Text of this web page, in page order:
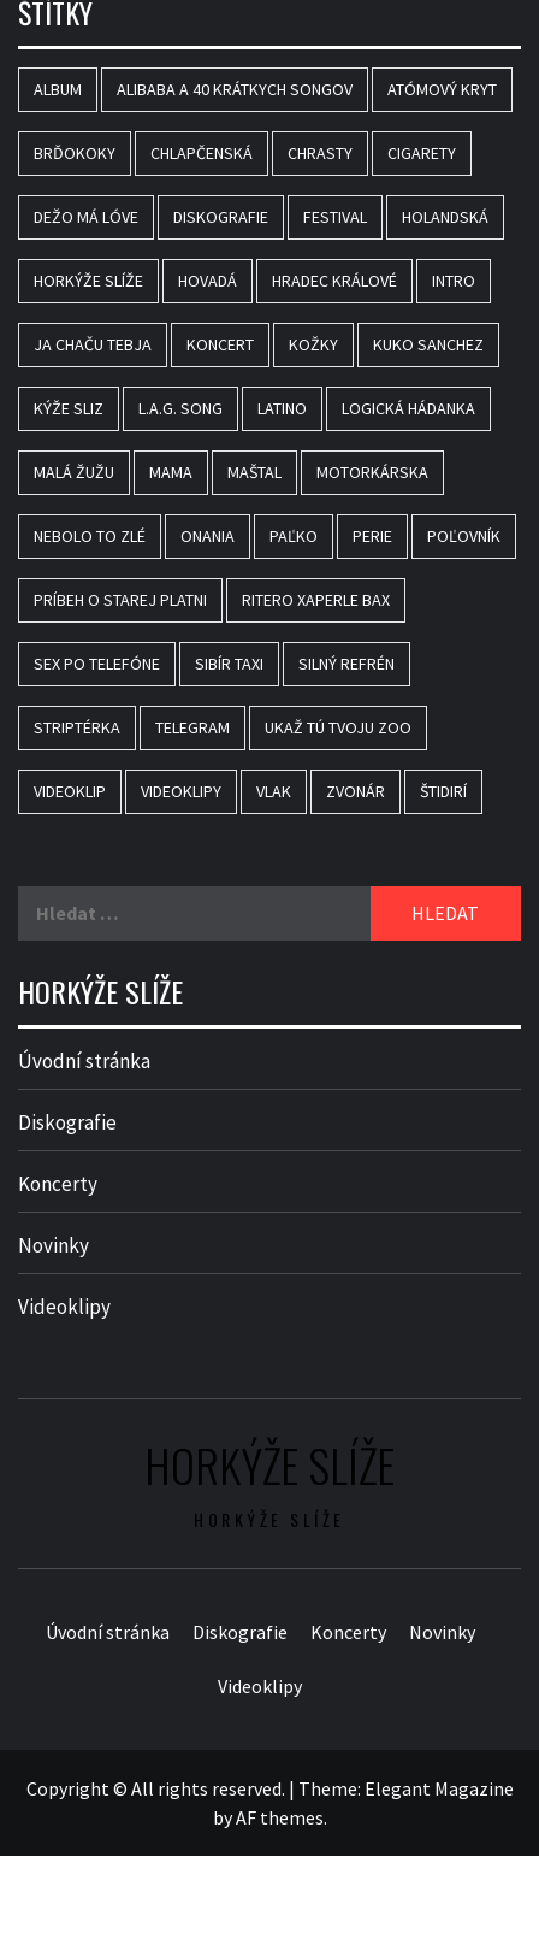
ŠTÍTKY
ALBUM ALIBABA A 40 KRÁTKYCH SONGOV ATÓMOVÝ KRYT
BRĎOKOKY CHLAPČENSKÁ CHRASTY CIGARETY
DEŽO MÁ LÓVE DISKOGRAFIE FESTIVAL HOLANDSKÁ
HORKÝŽE SLÍŽE HOVADÁ HRADEC KRÁLOVÉ INTRO
JA CHAČU TEBJA KONCERT KOŽKY KUKO SANCHEZ
KÝŽE SLIZ L.A.G. SONG LATINO LOGICKÁ HÁDANKA
MALÁ ŽUŽU MAMA MAŠTAL MOTORKÁRSKA
NEBOLO TO ZLÉ ONANIA PAĽKO PERIE POĽOVNÍK
PRÍBEH O STAREJ PLATNI RITERO XAPERLE BAX
SEX PO TELEFÓNE SIBÍR TAXI SILNÝ REFRÉN
STRIPTÉRKA TELEGRAM UKAŽ TÚ TVOJU ZOO
VIDEOKLIP VIDEOKLIPY VLAK ZVONÁR ŠTIDIRÍ
HORKÝŽE SLÍŽE
Úvodní stránka
Diskografie
Koncerty
Novinky
Videoklipy
HORKÝŽE SLÍŽE
HORKÝŽE SLÍŽE
Úvodní stránka Diskografie Koncerty Novinky
Videoklipy
Copyright © All rights reserved. | Theme: Elegant Magazine
byAF themes.